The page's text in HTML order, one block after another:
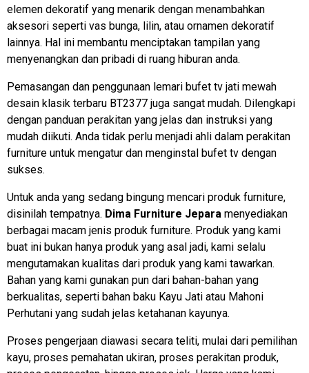
elemen dekoratif yang menarik dengan menambahkan
aksesori seperti vas bunga, lilin, atau ornamen dekoratif
lainnya. Hal ini membantu menciptakan tampilan yang
menyenangkan dan pribadi di ruang hiburan anda.
Pemasangan dan penggunaan lemari bufet tv jati mewah
desain klasik terbaru BT2377 juga sangat mudah. Dilengkapi
dengan panduan perakitan yang jelas dan instruksi yang
mudah diikuti. Anda tidak perlu menjadi ahli dalam perakitan
furniture untuk mengatur dan menginstal bufet tv dengan
sukses.
Untuk anda yang sedang bingung mencari produk furniture,
disinilah tempatnya. Dima Furniture Jepara menyediakan
berbagai macam jenis produk furniture. Produk yang kami
buat ini bukan hanya produk yang asal jadi, kami selalu
mengutamakan kualitas dari produk yang kami tawarkan.
Bahan yang kami gunakan pun dari bahan-bahan yang
berkualitas, seperti bahan baku Kayu Jati atau Mahoni
Perhutani yang sudah jelas ketahanan kayunya.
Proses pengerjaan diawasi secara teliti, mulai dari pemilihan
kayu, proses pemahatan ukiran, proses perakitan produk,